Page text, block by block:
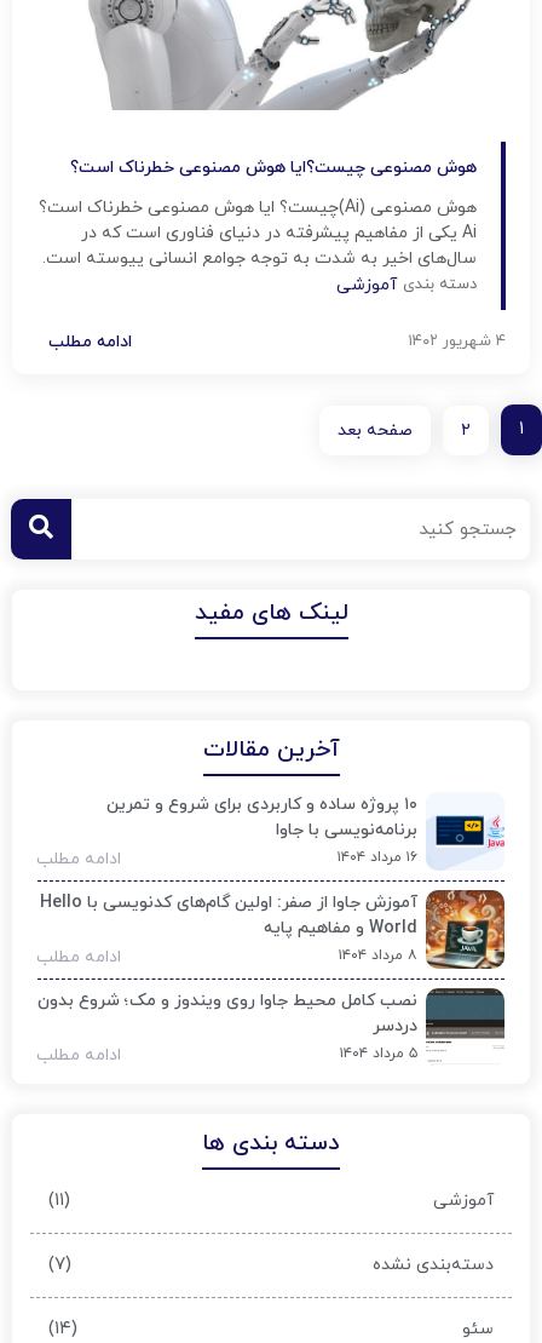
لینک های مفید
آخرین مقالات
۱۰ پروژه ساده و کاربردی برای شروع و تمرین
برنامه‌نویسی با جاوا
۱۶ مرداد ۱۴۰۴
ادامه مطلب
آموزش جاوا از صفر: اولین گام‌های کدنویسی با Hello
World و مفاهیم پایه
۸ مرداد ۱۴۰۴
ادامه مطلب
نصب کامل محیط جاوا روی ویندوز و مک؛ شروع بدون
دردسر
۵ مرداد ۱۴۰۴ ادامه مطلب
دسته بندی ها
آموزشی (۱۱)
دسته‌بندی نشده (۷)
سئو (۱۴)
هوش مصنوعی چیست؟ایا هوش مصنوعی خطرناک است؟
هوش مصنوعی (Ai)چیست؟ ایا هوش مصنوعی خطرناک است؟
Ai یکی از مفاهیم پیشرفته در دنیای فناوری است که در
سال‌های اخیر به شدت به توجه جوامع انسانی پیوسته است.
از تحلیل داده‌ها تا خودروهای خودران، این فناوری چشم‌گیر به
کمک کرده است. این مقاله به بررسی […]
دسته بندی آموزشی
۴ شهریور ۱۴۰۲ ادامه مطلب
۱ ۲ صفحه بعد